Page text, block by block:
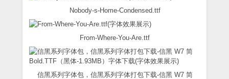
Nobody-s-Home-Condensed.ttf
From-Where-You-Are.ttf
信黑系列字体包，信黑系列字体打包下载-信黑 W7 简